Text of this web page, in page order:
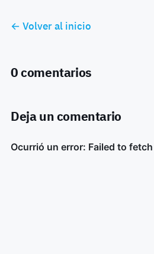
← Volver al inicio
0 comentarios
Deja un comentario